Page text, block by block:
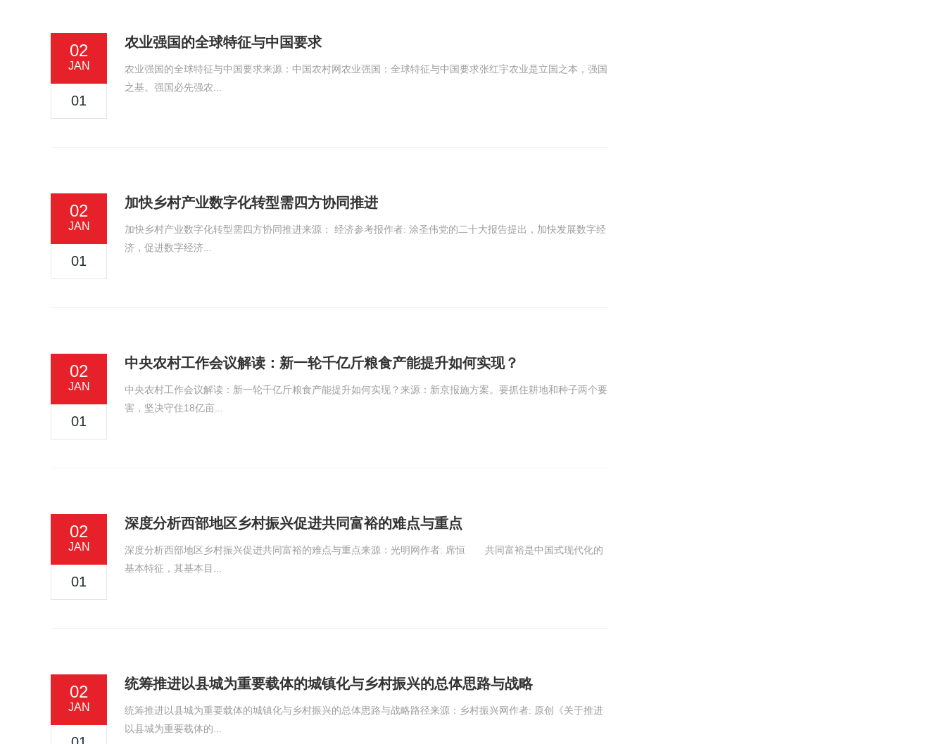
02
JAN
01
农业强国的全球特征与中国要求
农业强国的全球特征与中国要求来源：中国农村网农业强国：全球特征与中国要求张红宇农业是立国之本，强国
之基。强国必先强农...
02
JAN
01
加快乡村产业数字化转型需四方协同推进
加快乡村产业数字化转型需四方协同推进来源： 经济参考报作者: 涂圣伟党的二十大报告提出，加快发展数字经
济，促进数字经济...
02
JAN
01
中央农村工作会议解读：新一轮千亿斤粮食产能提升如何实现？
中央农村工作会议解读：新一轮千亿斤粮食产能提升如何实现？来源：新京报施方案。要抓住耕地和种子两个要
害，坚决守住18亿亩...
02
JAN
01
深度分析西部地区乡村振兴促进共同富裕的难点与重点
深度分析西部地区乡村振兴促进共同富裕的难点与重点来源：光明网作者: 席恒 共同富裕是中国式现代化的
基本特征，其基本目...
02
JAN
统筹推进以县城为重要载体的城镇化与乡村振兴的总体思路与战略
统筹推进以县城为重要载体的城镇化与乡村振兴的总体思路与战略路径来源：乡村振兴网作者: 原创《关于推进
以县城为重要载体的...